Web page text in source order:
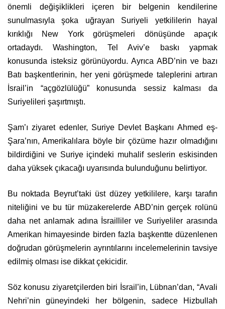
önemli değişiklikleri içeren bir belgenin kendilerine
sunulmasıyla şoka uğrayan Suriyeli yetkililerin hayal
kırıklığı New York görüşmeleri dönüşünde apaçık
ortadaydı. Washington, Tel Aviv’e baskı yapmak
konusunda isteksiz görünüyordu. Ayrıca ABD’nin ve bazı
Batı başkentlerinin, her yeni görüşmede taleplerini artıran
İsrail’in “açgözlülüğü” konusunda sessiz kalması da
Suriyelileri şaşırtmıştı.
Şam’ı ziyaret edenler, Suriye Devlet Başkanı Ahmed eş-
Şara’nın, Amerikalılara böyle bir çözüme hazır olmadığını
bildirdiğini ve Suriye içindeki muhalif seslerin eskisinden
daha yüksek çıkacağı uyarısında bulunduğunu belirtiyor.
Bu noktada Beyrut’taki üst düzey yetkililere, karşı tarafın
niteliğini ve bu tür müzakerelerde ABD’nin gerçek rolünü
daha net anlamak adına İsrailliler ve Suriyeliler arasında
Amerikan himayesinde birden fazla başkentte düzenlenen
doğrudan görüşmelerin ayrıntılarını incelemelerinin tavsiye
edilmiş olması ise dikkat çekicidir.
Söz konusu ziyaretçilerden biri İsrail’in, Lübnan’dan, “Avali
Nehri’nin güneyindeki her bölgenin, sadece Hizbullah